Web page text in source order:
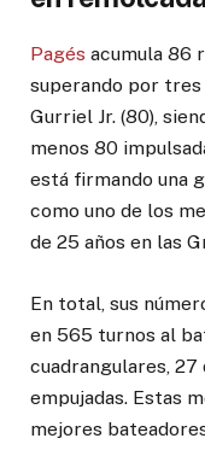
Pagés acumula 86
superando por tres
Gurriel Jr. (80),
menos 80
está firmando una
como uno de los
de 25 años en las
En total, sus
en 565 turnos al
cuadrangulares,
empujadas. Estas
mejores